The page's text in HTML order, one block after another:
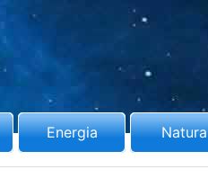
Energia Natura